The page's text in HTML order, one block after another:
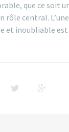
que ce soit
rôle central.
et inoubliable